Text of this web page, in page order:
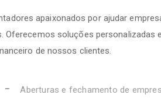
apaixonados por ajudar
Oferecemos soluções personalizadas
de nossos clientes.
Aberturas e fechamento de